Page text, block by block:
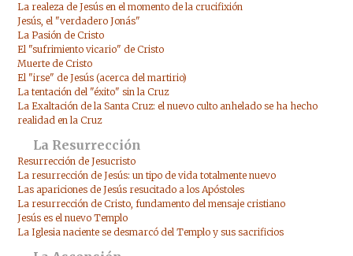
La realeza de Jesús en el momento de la crucifixión
Jesús, el "verdadero Jonás"
La Pasión de Cristo
El "sufrimiento vicario" de Cristo
Muerte de Cristo
El "irse" de Jesús (acerca del martirio)
La tentación del "éxito" sin la Cruz
La Exaltación de la Santa Cruz: el nuevo culto anhelado se ha hecho
realidad en la Cruz
La Resurrección
Resurrección de Jesucristo
La resurrección de Jesús: un tipo de vida totalmente nuevo
Las apariciones de Jesús resucitado a los Apóstoles
La resurrección de Cristo, fundamento del mensaje cristiano
Jesús es el nuevo Templo
La Iglesia naciente se desmarcó del Templo y sus sacrificios